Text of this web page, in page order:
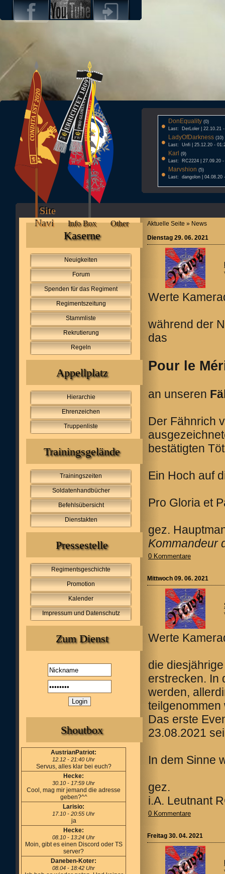
• DonEquality (0)
Last: DerLoler | 22.10.21
• LadyOfDarkness (10)
Last: Unfi | 25.12.20 -
• Karl (9)
Last: RC2224 | 27.09.20 -
• Marvshion (5)
Last: dangolon | 04.08.20
Site
Navi
Info Box Other
Kaserne
Neuigkeiten
Forum
Spenden für das Regiment
Regimentszeitung
Stammliste
Rekrutierung
Regeln
Appellplatz
Hierarchie
Ehrenzeichen
Truppenliste
Trainingsgelände
Trainingszeiten
Soldatenhandbücher
Befehlsübersicht
Dienstakten
Pressestelle
Regimentsgeschichte
Promotion
Kalender
Impressum und Datenschutz
Zum Dienst
Shoutbox
AustrianPatriot:
12.12 - 21:40 Uhr
Servus, alles klar bei euch?
Hecke:
30.10 - 17:59 Uhr
Cool, mag mir jemand die adresse
geben?^^
Larisio:
17.10 - 20:55 Uhr
ja
Hecke:
08.10 - 13:24 Uhr
Moin, gibt es einen Discord oder TS
server?
Daneben-Koter:
08.04 - 18:42 Uhr
Aktuelle Seite » News
Dienstag 29. 06. 2021
Werte
während der
das
Pour le
an unseren
Der Fähnrich
bestätigten
Ein Hoch auf
Pro Gloria et
gez.
Kommandeur
0 Kommentare
Mittwoch 09. 06. 2021
Werte
die
erstrecken. In
werden,
teilgenommen
Das erste
23.08.2021
In dem Sinne
gez.
i.A. Leutnant
0 Kommentare
Freitag 30. 04. 2021